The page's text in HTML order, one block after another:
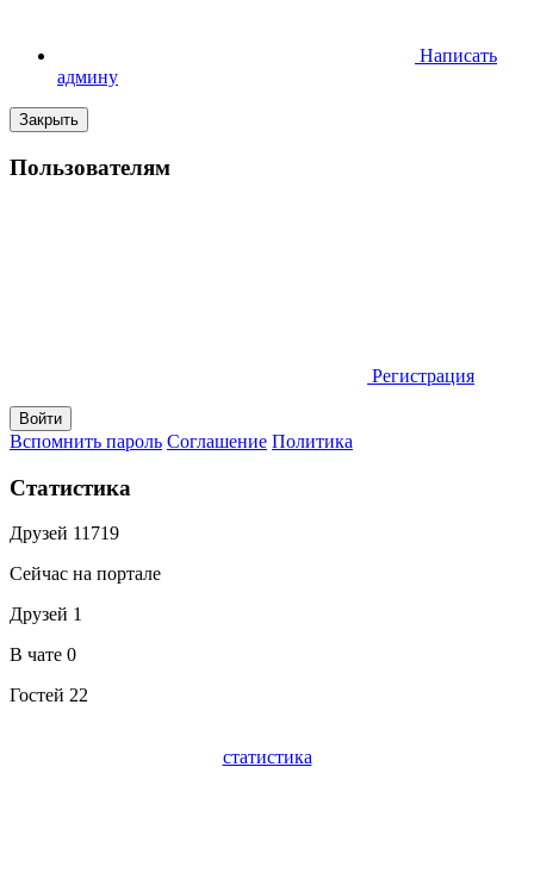
Написать
админу
Закрыть
Пользователям
Регистрация
Вспомнить пароль Соглашение Политика
Статистика
Друзей 11719
Сейчас на портале
Друзей 1
В чате 0
Гостей 22
статистика